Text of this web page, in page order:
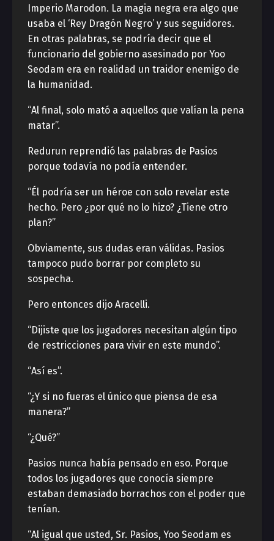
Imperio Marodon. La magia negra era algo que
usaba el ‘Rey Dragón Negro’ y sus seguidores.
En otras palabras, se podría decir que el
funcionario del gobierno asesinado por Yoo
Seodam era en realidad un traidor enemigo de
la humanidad.
“Al final, solo mató a aquellos que valían la pena
matar”.
Redurun reprendió las palabras de Pasios
porque todavía no podía entender.
“Él podría ser un héroe con solo revelar este
hecho. Pero ¿por qué no lo hizo? ¿Tiene otro
plan?”
Obviamente, sus dudas eran válidas. Pasios
tampoco pudo borrar por completo su
sospecha.
Pero entonces dijo Aracelli.
“Dijiste que los jugadores necesitan algún tipo
de restricciones para vivir en este mundo”.
“Así es”.
“¿Y si no fueras el único que piensa de esa
manera?”
“¿Qué?”
Pasios nunca había pensado en eso. Porque
todos los jugadores que conocía siempre
estaban demasiado borrachos con el poder que
tenían.
“Al igual que usted, Sr. Pasios, Yoo Seodam es